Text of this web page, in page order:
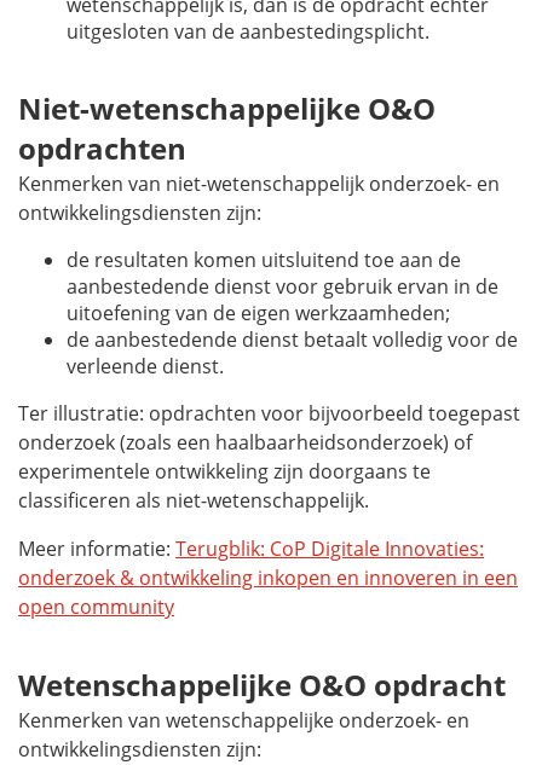
uitgesloten van de aanbestedingsplicht.
Niet-wetenschappelijke O&O
opdrachten
Kenmerken van niet-wetenschappelijk onderzoek- en
ontwikkelingsdiensten zijn:
de resultaten komen uitsluitend toe aan de
aanbestedende dienst voor gebruik ervan in de
uitoefening van de eigen werkzaamheden;
de aanbestedende dienst betaalt volledig voor de
verleende dienst.
Ter illustratie: opdrachten voor bijvoorbeeld toegepast
onderzoek (zoals een haalbaarheidsonderzoek) of
experimentele ontwikkeling zijn doorgaans te
classificeren als niet-wetenschappelijk.
Meer informatie: Terugblik: CoP Digitale Innovaties:
onderzoek & ontwikkeling inkopen en innoveren in een
open community
Wetenschappelijke O&O opdracht
Kenmerken van wetenschappelijke onderzoek- en
ontwikkelingsdiensten zijn: